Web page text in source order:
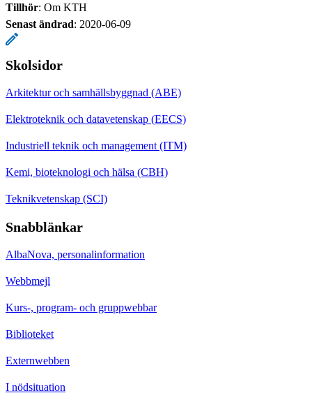
Tillhör: Om KTH
Senast ändrad: 2020-06-09
Skolsidor
Arkitektur och samhällsbyggnad (ABE)
Elektroteknik och datavetenskap (EECS)
Industriell teknik och management (ITM)
Kemi, bioteknologi och hälsa (CBH)
Teknikvetenskap (SCI)
Snabblänkar
AlbaNova, personalinformation
Webbmejl
Kurs-, program- och gruppwebbar
Biblioteket
Externwebben
I nödsituation